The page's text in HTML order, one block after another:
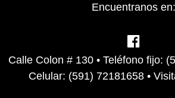
Encuentranos en:
Calle Colon # 130 • Teléfono fijo:
Celular: (591) 72181658 •